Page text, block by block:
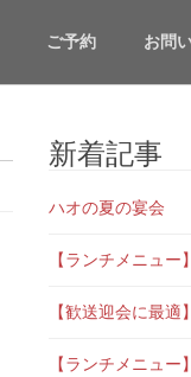
ご予約 お問
新着記事
ハオの夏の宴会
【ランチメニュー
【歓送迎会に最適
【ランチメニュー